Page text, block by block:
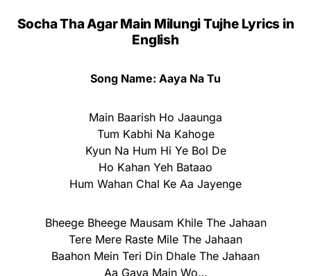
Socha Tha Agar Main Milungi Tujhe Lyrics in
English
Song Name: Aaya Na Tu
Main Baarish Ho Jaaunga
Tum Kabhi Na Kahoge
Kyun Na Hum Hi Ye Bol De
Ho Kahan Yeh Bataao
Hum Wahan Chal Ke Aa Jayenge
Bheege Bheege Mausam Khile The Jahaan
Tere Mere Raste Mile The Jahaan
Baahon Mein Teri Din Dhale The Jahaan
Aa Gaya Main Wo…